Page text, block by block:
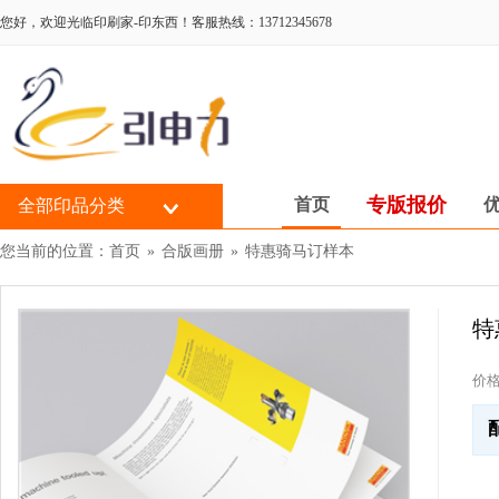
您好，欢迎光临印刷家-印东西！客服热线：13712345678
全部印品分类 首页 专版报价
您当前的位置： 首页 » 合版画册 » 特惠骑马订样本
特
价